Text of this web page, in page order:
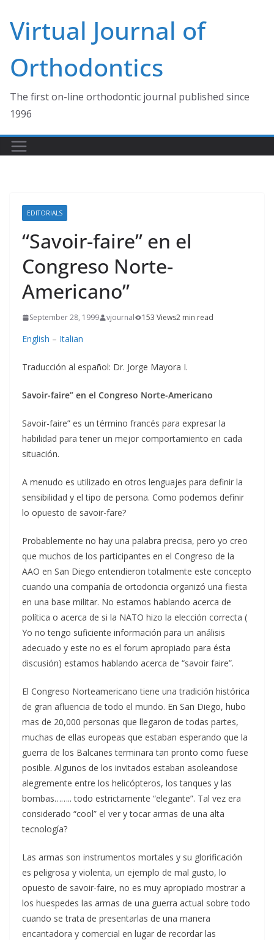
content
Virtual Journal of
Orthodontics
The first on-line orthodontic journal published since
1996
EDITORIALS
“Savoir-faire” en el
Congreso Norte-
Americano”
September 28, 1999 vjournal 153 Views2 min read
English – Italian
Traducción al español: Dr. Jorge Mayora I.
Savoir-faire” en el Congreso Norte-Americano
Savoir-faire” es un término francés para expresar la
habilidad para tener un mejor comportamiento en cada
situación.
A menudo es utilizado en otros lenguajes para definir la
sensibilidad y el tipo de persona. Como podemos definir
lo opuesto de savoir-fare?
Probablemente no hay una palabra precisa, pero yo creo
que muchos de los participantes en el Congreso de la
AAO en San Diego entendieron totalmente este concepto
cuando una compañía de ortodoncia organizó una fiesta
en una base militar. No estamos hablando acerca de
política o acerca de si la NATO hizo la elección correcta (
Yo no tengo suficiente información para un análisis
adecuado y este no es el forum apropiado para ésta
discusión) estamos hablando acerca de “savoir faire”.
El Congreso Norteamericano tiene una tradición histórica
de gran afluencia de todo el mundo. En San Diego, hubo
mas de 20,000 personas que llegaron de todas partes,
muchas de ellas europeas que estaban esperando que la
guerra de los Balcanes terminara tan pronto como fuese
posible. Algunos de los invitados estaban asoleandose
alegremente entre los helicópteros, los tanques y las
bombas…….. todo estrictamente “elegante”. Tal vez era
considerado “cool” el ver y tocar armas de una alta
tecnología?
Las armas son instrumentos mortales y su glorificación
es peligrosa y violenta, un ejemplo de mal gusto, lo
opuesto de savoir-faire, no es muy apropiado mostrar a
los huespedes las armas de una guerra actual sobre todo
cuando se trata de presentarlas de una manera
encantadora y comercial en lugar de recordar las